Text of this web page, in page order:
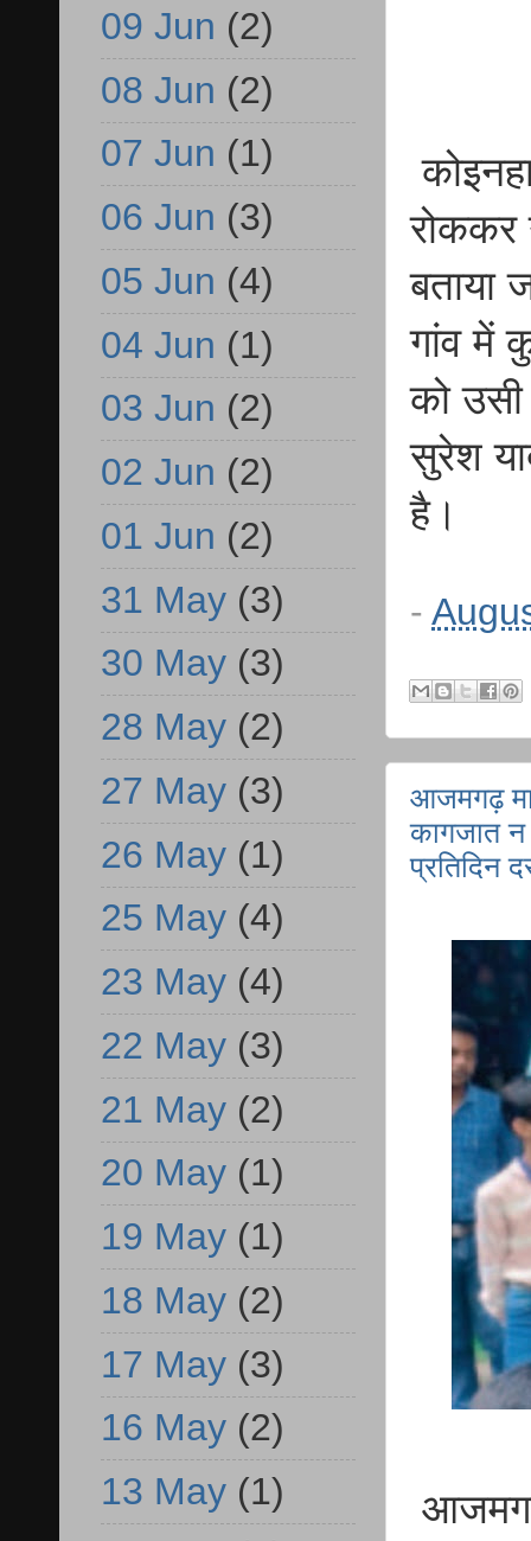
रोककर
बताया
गांव में
को
सुरेश
है।
-
आजमगढ़
कागजात
प्रतिदिन
09 Jun (2)
08 Jun (2)
07 Jun (1)
06 Jun (3)
05 Jun (4)
04 Jun (1)
03 Jun (2)
02 Jun (2)
01 Jun (2)
31 May (3)
30 May (3)
28 May (2)
27 May (3)
26 May (1)
25 May (4)
23 May (4)
22 May (3)
21 May (2)
20 May (1)
19 May (1)
18 May (2)
17 May (3)
16 May (2)
13 May (1)